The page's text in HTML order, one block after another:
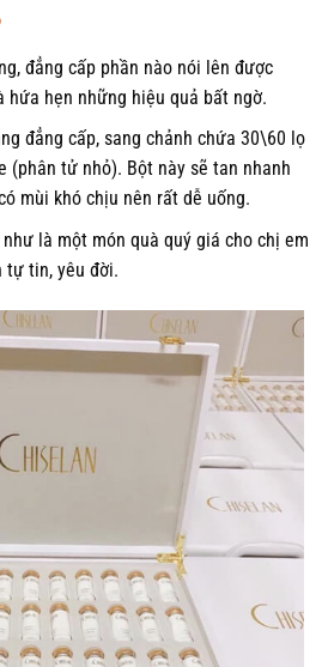
đẳng cấp phần nào nói lên được
hứa hẹn những hiệu quả bất ngờ.
đẳng cấp, sang chảnh chứa 30\60 lọ
(phân tử nhỏ). Bột này sẽ tan nhanh
mùi khó chịu nên rất dễ uống.
là một món quà quý giá cho chị em
tự tin, yêu đời.